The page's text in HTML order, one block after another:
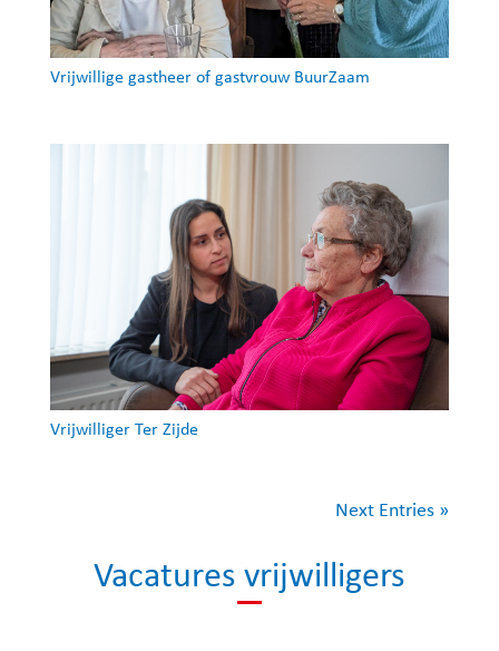
Vrijwillige gastheer of gastvrouw BuurZaam
Vrijwilliger Ter Zijde
Next Entries »
Vacatures vrijwilligers